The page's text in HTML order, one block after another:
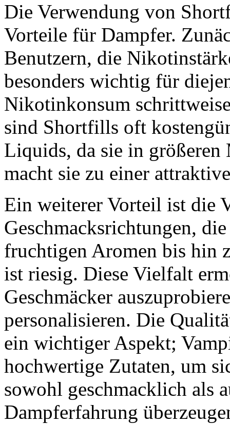
Die Verwendung von
Vorteile für Dampfer.
Benutzern, die
besonders wichtig für
Nikotinkonsum
sind Shortfills oft
Liquids, da sie in größeren
macht sie zu einer
Ein weiterer Vorteil ist die
Geschmacksrichtungen,
fruchtigen Aromen bis hin
ist riesig. Diese Vielfalt
Geschmäcker
personalisieren. Die
ein wichtiger Aspekt;
hochwertige Zutaten, um
sowohl geschmacklich als
Dampferfahrung